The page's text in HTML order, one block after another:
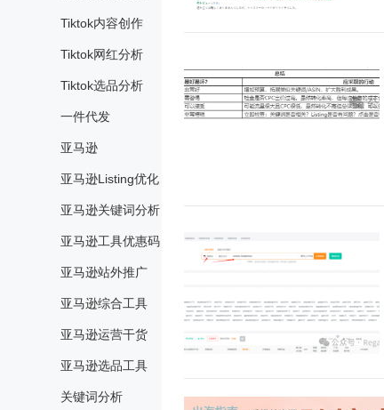
Tiktok内容创作
Tiktok网红分析
Tiktok选品分析
一件代发
亚马逊
亚马逊Listing优化
亚马逊关键词分析
亚马逊工具优惠码
亚马逊站外推广
亚马逊综合工具
亚马逊运营干货
亚马逊选品工具
关键词分析